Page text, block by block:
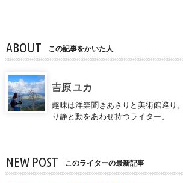
ABOUT この記事をかいた人
吉原 ユカ
趣味は洋楽聞きあさりと美術館巡り
り静と動をあわせ持つライター。
NEW POST このライターの最新記事